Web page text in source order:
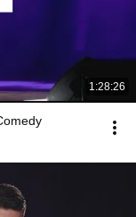
1:28:26